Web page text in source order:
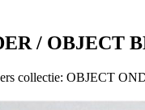
/ OBJECT
collectie: OBJECT